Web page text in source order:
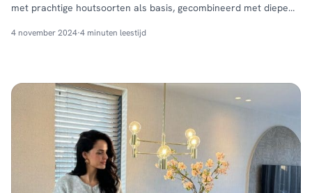
met prachtige houtsoorten als basis, gecombineerd met diepe
blog hoe jij deze stijl zelf thuis kun creëren. Shop de look
4 november 2024·4 minuten leestijd